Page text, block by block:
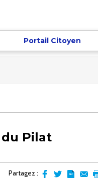
Portail Citoyen
Pilat
Partagez :